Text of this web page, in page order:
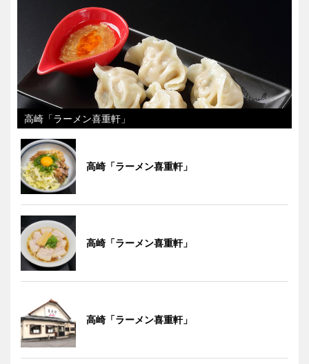
高崎「ラーメン喜重軒」
高崎「ラーメン喜重軒」
高崎「ラーメン喜重軒」
高崎「ラーメン喜重軒」